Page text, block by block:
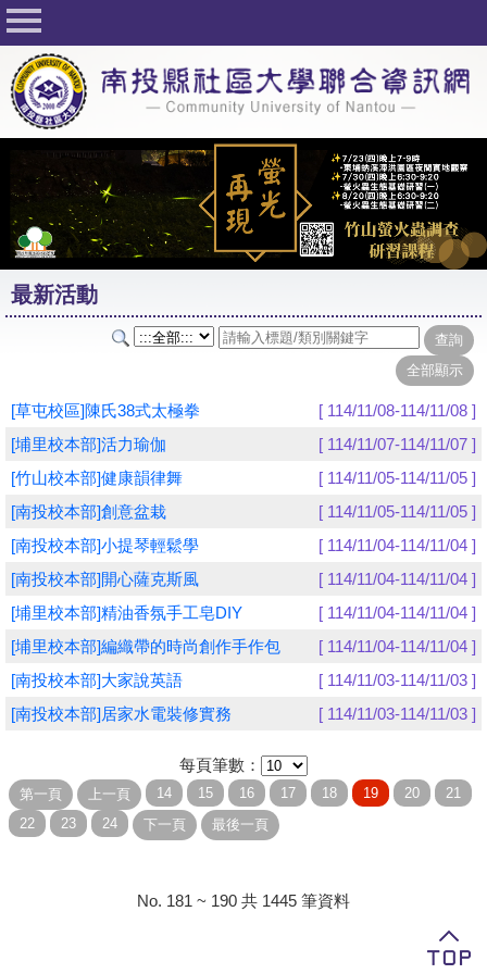
回首頁
關於社大
公佈欄
行事曆
最新活動
活動花絮
課程一覽表
志工與社團
友站連結
網路選課
學員專區
教師專區
評委專區
最新活動
[草屯校區]陳氏38式太極拳
[ 114/11/08-114/11/08 ]
[埔里校本部]活力瑜伽
[ 114/11/07-114/11/07 ]
[竹山校本部]健康韻律舞
[ 114/11/05-114/11/05 ]
[南投校本部]創意盆栽
[ 114/11/05-114/11/05 ]
[南投校本部]小提琴輕鬆學
[ 114/11/04-114/11/04 ]
[南投校本部]開心薩克斯風
[ 114/11/04-114/11/04 ]
[埔里校本部]精油香氛手工皂DIY
[ 114/11/04-114/11/04 ]
[埔里校本部]編織帶的時尚創作手作包
[ 114/11/04-114/11/04 ]
[南投校本部]大家說英語
[ 114/11/03-114/11/03 ]
[南投校本部]居家水電裝修實務
[ 114/11/03-114/11/03 ]
每頁筆數：
No. 181 ~ 190 共 1445 筆資料